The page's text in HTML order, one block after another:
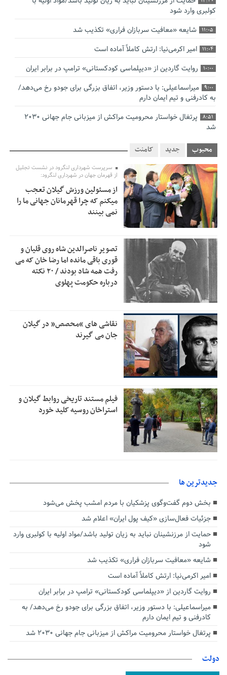
کولبری وارد شود
11:05 شایعه «معافیت سربازان فراری» تکذیب شد
11:04 امیر اکرمی‌نیا: ارتش کاملاً آماده است
10:00 روایت گاردین از «دیپلماسی کودکستانی» ترامپ در برابر ایران
9:00
میراسماعیلی: با دستور وزیر، اتفاق بزرگی برای جودو رخ می‌دهد/
به کادرفنی و تیم ایمان دارم
8:51
پرتغال خواستار محرومیت مراکش از میزبانی جام جهانی ۲۰۳۰
شد
8:41 فریدون جیرانی: اکبر عبدی حیف شد
0:58
تسهیلات اشتغالزایی در اختیار نهادهای حمایتی باید براساس
اولویت‌های گیلان پرداخت شود
2:53
زمان جلسه سرنوشت‌ساز هیات رئیسه فدراسیون فوتبال با حضور
قلعه‌نویی مشخص شد
2:50
دفتر رهبر انقلاب: مطالب خارج از مراجع رسمی فاقد سندیت
2:46
بقائی: فضای مذاکرات فنی و سیاسی ایران و عمان درباره تنگه
هرمز، مثبت است
1:30
رئیس سازمان جهاد کشاورزی استان: کشاورزان گیلان نسبت به
دریافت یارانه کود اقدام کنند
1:00 تمدید مهلت اظهارنامه‌های مالیاتی سال ۱۴۰۴ تا پایان شهریورماه
محبوب جدید کامنت
سرپرست شهرداری لنگرود در نشست تجلیل
از قهرمان جهان در شهرداری لنگرود:
از مسئولین ورزش گیلان تعجب
میکنم که چرا قهرمانان جهانی ما را
نمی بینند
تصویر ناصرالدین شاه روی قلیان و
قوری باقی مانده اما رضا خان که می
رفت همه شاد بودند / ۲۰ نکته
درباره حکومت پهلوی
نقاشی های “محصص” در گیلان
جان می گیرند
فیلم مستند تاریخی روابط گیلان و
استراخان روسیه کلید خورد
جديدترين ها
بخش دوم گفت‌وگوی پزشکیان با مردم امشب پخش می‌شود
جزئیات فعال‌سازی «کیف پول ایران» اعلام شد
حمایت از مرزنشینان نباید به زیان تولید باشد/مواد اولیه با کولبری وارد
شود
شایعه «معافیت سربازان فراری» تکذیب شد
امیر اکرمی‌نیا: ارتش کاملاً آماده است
روایت گاردین از «دیپلماسی کودکستانی» ترامپ در برابر ایران
میراسماعیلی: با دستور وزیر، اتفاق بزرگی برای جودو رخ می‌دهد/ به
کادرفنی و تیم ایمان دارم
پرتغال خواستار محرومیت مراکش از میزبانی جام جهانی ۲۰۳۰ شد
دولت